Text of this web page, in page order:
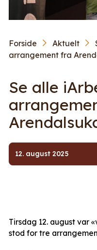
Forside Aktuelt
arrangement fra
Se alle
12. august 2025
Tirsdag 12. august var
stod for tre